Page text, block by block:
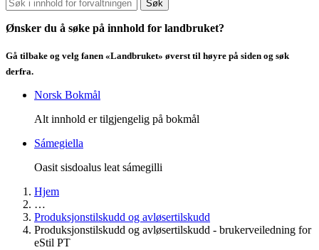
Søk
Ønsker du å søke på innhold for landbruket?
Gå tilbake og velg fanen «Landbruket» øverst til høyre på siden og søk
derfra.
Norsk Bokmål
Alt innhold er tilgjengelig på bokmål
Sámegiella
Oasit sisdoalus leat sámegilli
Hjem
…
Produksjonstilskudd og avløsertilskudd
Produksjonstilskudd og avløsertilskudd - brukerveiledning for
eStil PT